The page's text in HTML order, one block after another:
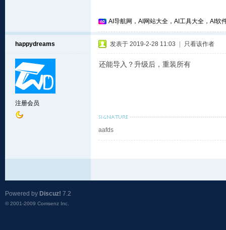
AI导航网，AI网站大全，AI工具大全，AI软
happydreams
注册会员
发表于 2019-2-28 11:03 只看该作者
还能导入？升级后，重装所有
aafds
Powered by Discuz! 7.2
© 2001-2009 Comsenz Inc.